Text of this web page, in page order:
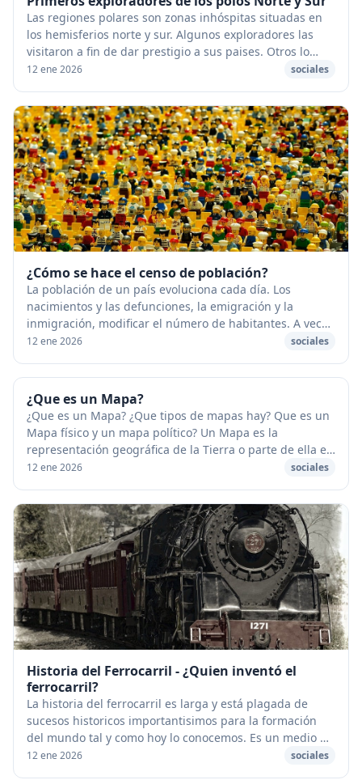
Las regiones polares son zonas inhóspitas situadas en
los hemisferios norte y sur. Algunos exploradores las
visitaron a ﬁn de dar prestigio a sus paises. Otros lo
hicieron porque creian que sus explor...
12 ene 2026 sociales
¿Cómo se hace el censo de población?
La población de un país evoluciona cada día. Los
nacimientos y las defunciones, la emigración y la
inmigración, modificar el número de habitantes. A veces
se hace necesario efectuar una gran investiga...
12 ene 2026 sociales
¿Que es un Mapa?
¿Que es un Mapa? ¿Que tipos de mapas hay? Que es un
Mapa físico y un mapa político? Un Mapa es la
representación geográfica de la Tierra o parte de ella en
una superficie plana. Según su contenido inf...
12 ene 2026 sociales
Historia del Ferrocarril - ¿Quien inventó el
ferrocarril?
La historia del ferrocarril es larga y está plagada de
sucesos historicos importantisimos para la formación
del mundo tal y como hoy lo conocemos. Es un medio de
transporte formado por dos rieles para...
12 ene 2026 sociales